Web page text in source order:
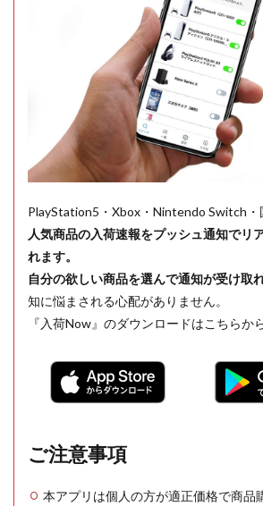
PlayStation5・Xbox・Nintendo Switch
人気商品の入荷速報をプッシュ通知でリ
れます。
自分の欲しい商品を選んで通知が受け取
知に悩まされる心配がありません。
『入荷Now』のダウンロードはこちらか
ご注意事項
本アプリは個人の方が適正価格で商品